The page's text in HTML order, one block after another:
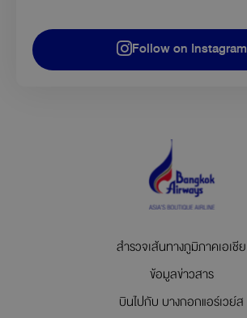
Follow on Instagram
สำรวจเส้นทางภูมิภาคเอเชีย
ข้อมูลข่าวสาร
บินไปกับ บางกอกแอร์เวย์ส